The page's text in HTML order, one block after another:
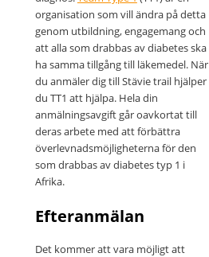
organisation som vill ändra på detta
genom utbildning, engagemang och
att alla som drabbas av diabetes ska
ha samma tillgång till läkemedel. När
du anmäler dig till Stävie trail hjälper
du TT1 att hjälpa. Hela din
anmälningsavgift går oavkortat till
deras arbete med att förbättra
överlevnadsmöjligheterna för den
som drabbas av diabetes typ 1 i
Afrika.
Efteranmälan
Det kommer att vara möjligt att